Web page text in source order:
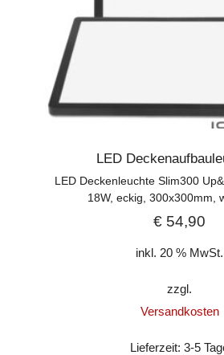
LED
LED Deckenleuchte Slim300
18W, eckig, 300x300mm,
€ 54,90
inkl. 20 % MwSt.
zzgl.
Versandkosten
Lieferzeit:3-5